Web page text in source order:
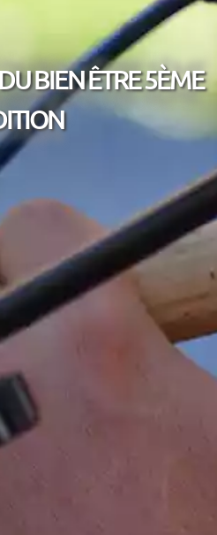
BIEN ÊTRE 5ÈME